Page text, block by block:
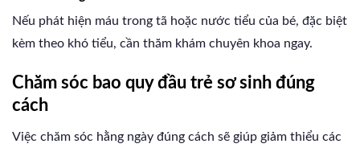
Nếu phát hiện máu trong tã hoặc nước tiểu của bé, đặc biệt
kèm theo khó tiểu, cần thăm khám chuyên khoa ngay.
Chăm sóc bao quy đầu trẻ sơ sinh đúng
cách
Việc chăm sóc hằng ngày đúng cách sẽ giúp giảm thiểu các